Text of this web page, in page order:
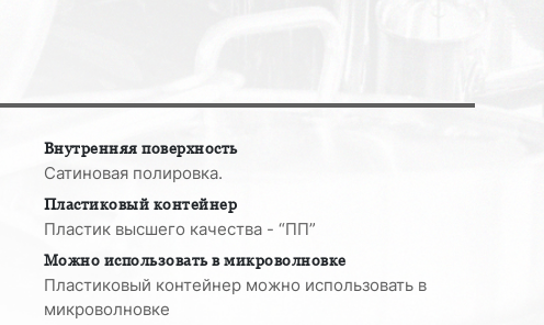
Внутренняя поверхность
Сатиновая полировка.
Пластиковый контейнер
Пластик высшего качества - “ПП”
Можно использовать в микроволновке
Пластиковый контейнер можно использовать в
микроволновке